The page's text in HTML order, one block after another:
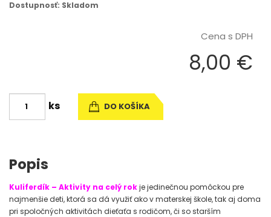
Dostupnosť: Skladom
Cena s DPH
8,00 €
ks DO KOŠÍKA
Popis
Kuliferdík – Aktivity na celý rokje jedinečnou pomôckou pre
najmenšie deti, ktorá sa dá využiť ako v materskej škole, tak aj doma
pri spoločných aktivitách dieťaťa s rodičom, či so starším